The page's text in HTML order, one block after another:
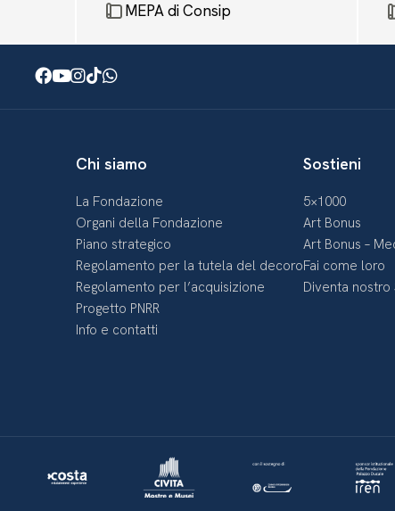
MEPA di Consip
Facebook
Youtube
Instagram
TikTok
WhatsApp
Chi siamo
La Fondazione
Organi della Fondazione
Piano strategico
Regolamento per la tutela del decoro
Regolamento per l’acquisizione
Progetto PNRR
Info e contatti
Sostieni
5×1000
Art Bonus
Art Bonus –
Fai come loro
Diventa nostro